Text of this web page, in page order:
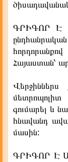
ԳՐԻԳՈՐ Է
ընդհանրական
Հայաստան՝
Վերջիններս
գումարել և
հնավանդ
մասին:
ԳՐԻԳՈՐ Է